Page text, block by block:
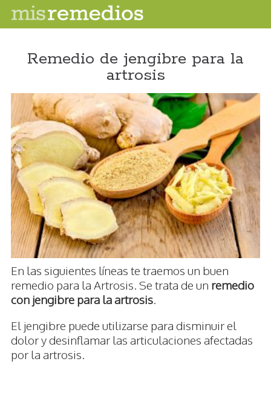
Remedio de jengibre para la
artrosis
En las siguientes líneas te traemos un buen
remedio para la Artrosis. Se trata de un remedio
con jengibre para la artrosis.
El jengibre puede utilizarse para disminuir el
dolor y desinflamar las articulaciones afectadas
por la artrosis.